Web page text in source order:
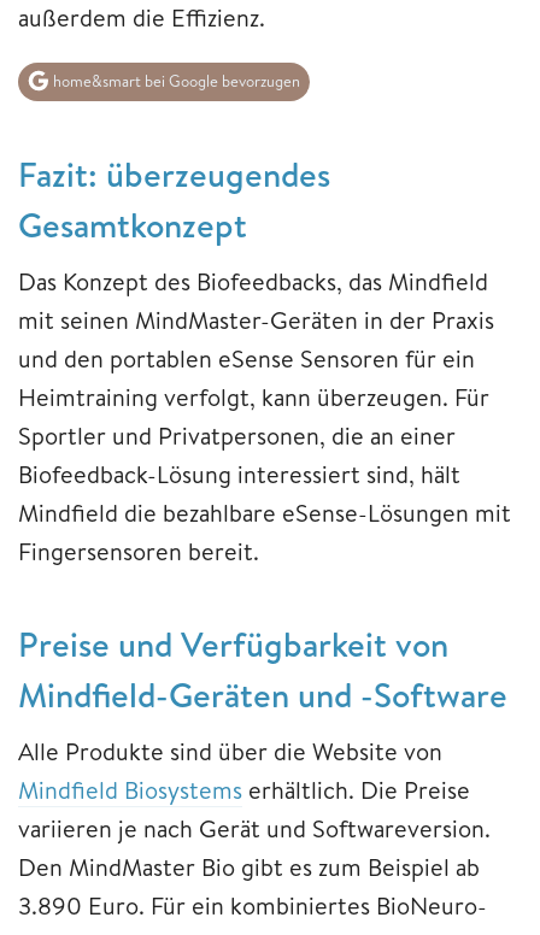
außerdem die Effizienz.
home&smart bei Google bevorzugen
Fazit: überzeugendes
Gesamtkonzept
Das Konzept des Biofeedbacks, das Mindfield
mit seinen MindMaster-Geräten in der Praxis
und den portablen eSense Sensoren für ein
Heimtraining verfolgt, kann überzeugen. Für
Sportler und Privatpersonen, die an einer
Biofeedback-Lösung interessiert sind, hält
Mindfield die bezahlbare eSense-Lösungen mit
Fingersensoren bereit.
Preise und Verfügbarkeit von
Mindfield-Geräten und -Software
Alle Produkte sind über die Website von
Mindfield Biosystems erhältlich. Die Preise
variieren je nach Gerät und Softwareversion.
Den MindMaster Bio gibt es zum Beispiel ab
3.890 Euro. Für ein kombiniertes BioNeuro-